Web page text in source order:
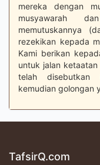
mereka dengan
musyawarah
memutuskannya
rezekikan kepada
Kami berikan
untuk jalan
telah disebutkan
kemudian golongan
TafsirQ.com